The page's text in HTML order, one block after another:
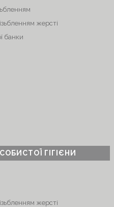
жерсті
банки
ГІГІЄНИ
жерсті